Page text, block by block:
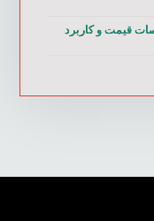
قیمت و کاربرد